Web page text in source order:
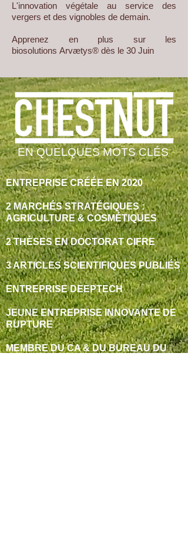
L'innovation végétale au service des
vergers et des vignobles de demain.
​Apprenez en plus sur les
biosolutions Arvætys® dès le 30 Juin
EN QUELQUES MOTS CLÉS
ENTREPRISE CRÉÉE EN 2020
2 MARCHÉS STRATÉGIQUES :
AGRICULTURE & COSMÉTIQUES
2 THÈSES EN DOCTORAT CIFRE
3 ARTICLES SCIENTIFIQUES PUBLIÉS
ENTREPRISE DEEPTECH
JEUNE ENTREPRISE INNOVANTE DE
RUPTURE
MEMBRE DU CA & DU BUREAU DU